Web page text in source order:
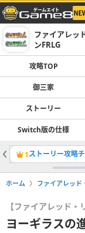
ファイアレッ
ンFRLG
攻略TOP
御三家
ストーリー
Switch版の仕様
1ストーリー攻略
ホーム ファイアレッド
【ファイアレッド・
ヨーギラスの